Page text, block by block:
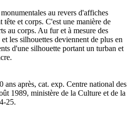
au revers d'affiches
tête et corps. C'est une manière de
au corps. Au fur et à mesure des
les silhouettes deviennent de plus en
d'une silhouette portant un turban et
ans après, cat. exp. Centre national des
1989, ministère de la Culture et de la
25.